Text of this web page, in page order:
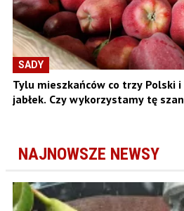
SADY
Tylu mieszkańców co trzy Polski i
jabłek. Czy wykorzystamy tę
NAJNOWSZE NEWSY